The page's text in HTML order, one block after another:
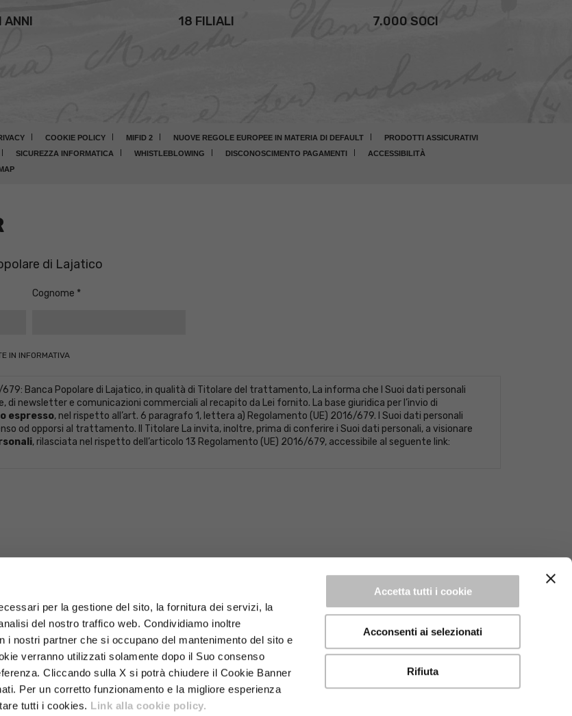
per la gestione del sito, la fornitura dei servizi, la
del nostro traffico web. Condividiamo inoltre
i nostri partner che si occupano del mantenimento del sito e
verranno utilizzati solamente dopo il Suo consenso
Cliccando sulla X si potrà chiudere il Cookie Banner
Per un corretto funzionamento e la migliore esperienza
tutti i cookies. Link alla cookie policy.
Accetta tutti i cookie
Acconsenti ai selezionati
Rifiuta
ANNI 18 FILIALI 7.000 SOCI
COOKIE POLICY MIFID 2 NUOVE REGOLE EUROPEE IN MATERIA DI DEFAULT
PRODOTTI ASSICURATIVI
SICUREZZA INFORMATICA WHISTLEBLOWING DISCONOSCIMENTO PAGAMENTI
ACCESSIBILITÀ
di Lajatico
Cognome
IN INFORMATIVA
679: Banca Popolare di Lajatico, in qualità di Titolare del trattamento, La informa che I Suoi dati personali
newsletter e comunicazioni commerciali al recapito da Lei fornito. La base giuridica per l’invio di
espresso, nel rispetto all’art. 6 paragrafo 1, lettera a) Regolamento (UE) 2016/679. I Suoi dati personali
od opporsi al trattamento. Il Titolare La invita, inoltre, prima di conferire i Suoi dati personali, a visionare
, rilasciata nel rispetto dell’articolo 13 Regolamento (UE) 2016/679, accessibile al seguente link: